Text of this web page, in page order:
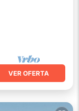
VER OFERTA